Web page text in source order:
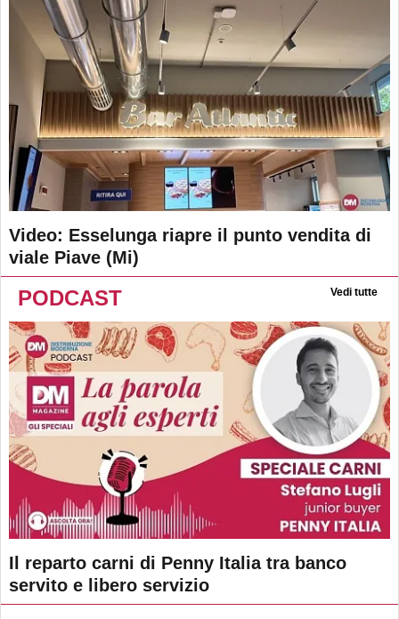
Video: Esselunga riapre il punto vendita di
viale Piave (Mi)
PODCAST Vedi tutte
Il reparto carni di Penny Italia tra banco
servito e libero servizio